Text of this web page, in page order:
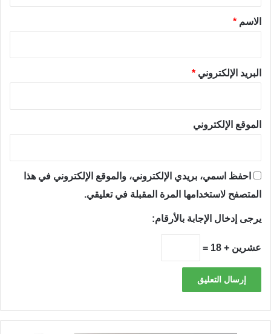
*الاسم *
البريد الإلكتروني *
الموقع الإلكتروني
احفظ اسمي، بريدي الإلكتروني، والموقع الإلكتروني في هذا
المتصفح لاستخدامها المرة المقبلة في تعليقي.
يرجى إدخال الإجابة بالأرقام:
عشرين + 18 =